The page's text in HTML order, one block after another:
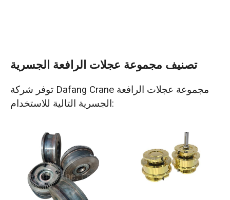
تصنيف مجموعة عجلات الرافعة الجسرية
توفر شركة Dafang Crane مجموعة عجلات الرافعة
الجسرية التالية للاستخدام: